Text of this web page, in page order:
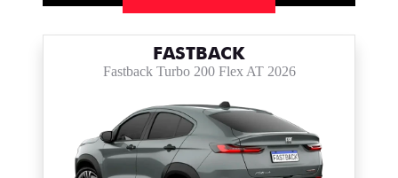
FASTBACK
Fastback Turbo 200 Flex AT 2026